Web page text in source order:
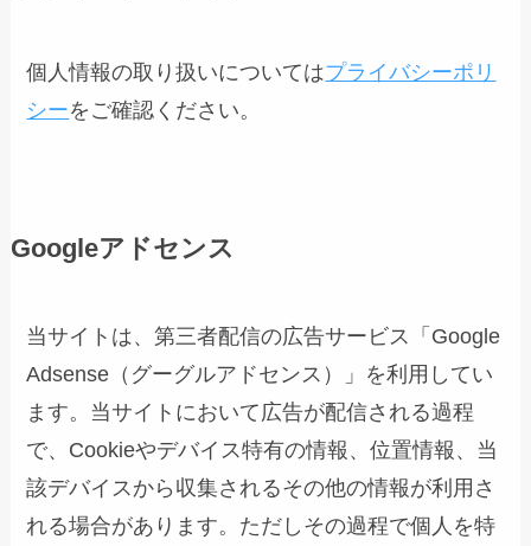
個人情報の取り扱いについてはプライバシーポリ
シーをご確認ください。
Googleアドセンス
当サイトは、第三者配信の広告サービス「Google
Adsense（グーグルアドセンス）」を利用してい
ます。当サイトにおいて広告が配信される過程
で、Cookieやデバイス特有の情報、位置情報、当
該デバイスから収集されるその他の情報が利用さ
れる場合があります。ただしその過程で個人を特